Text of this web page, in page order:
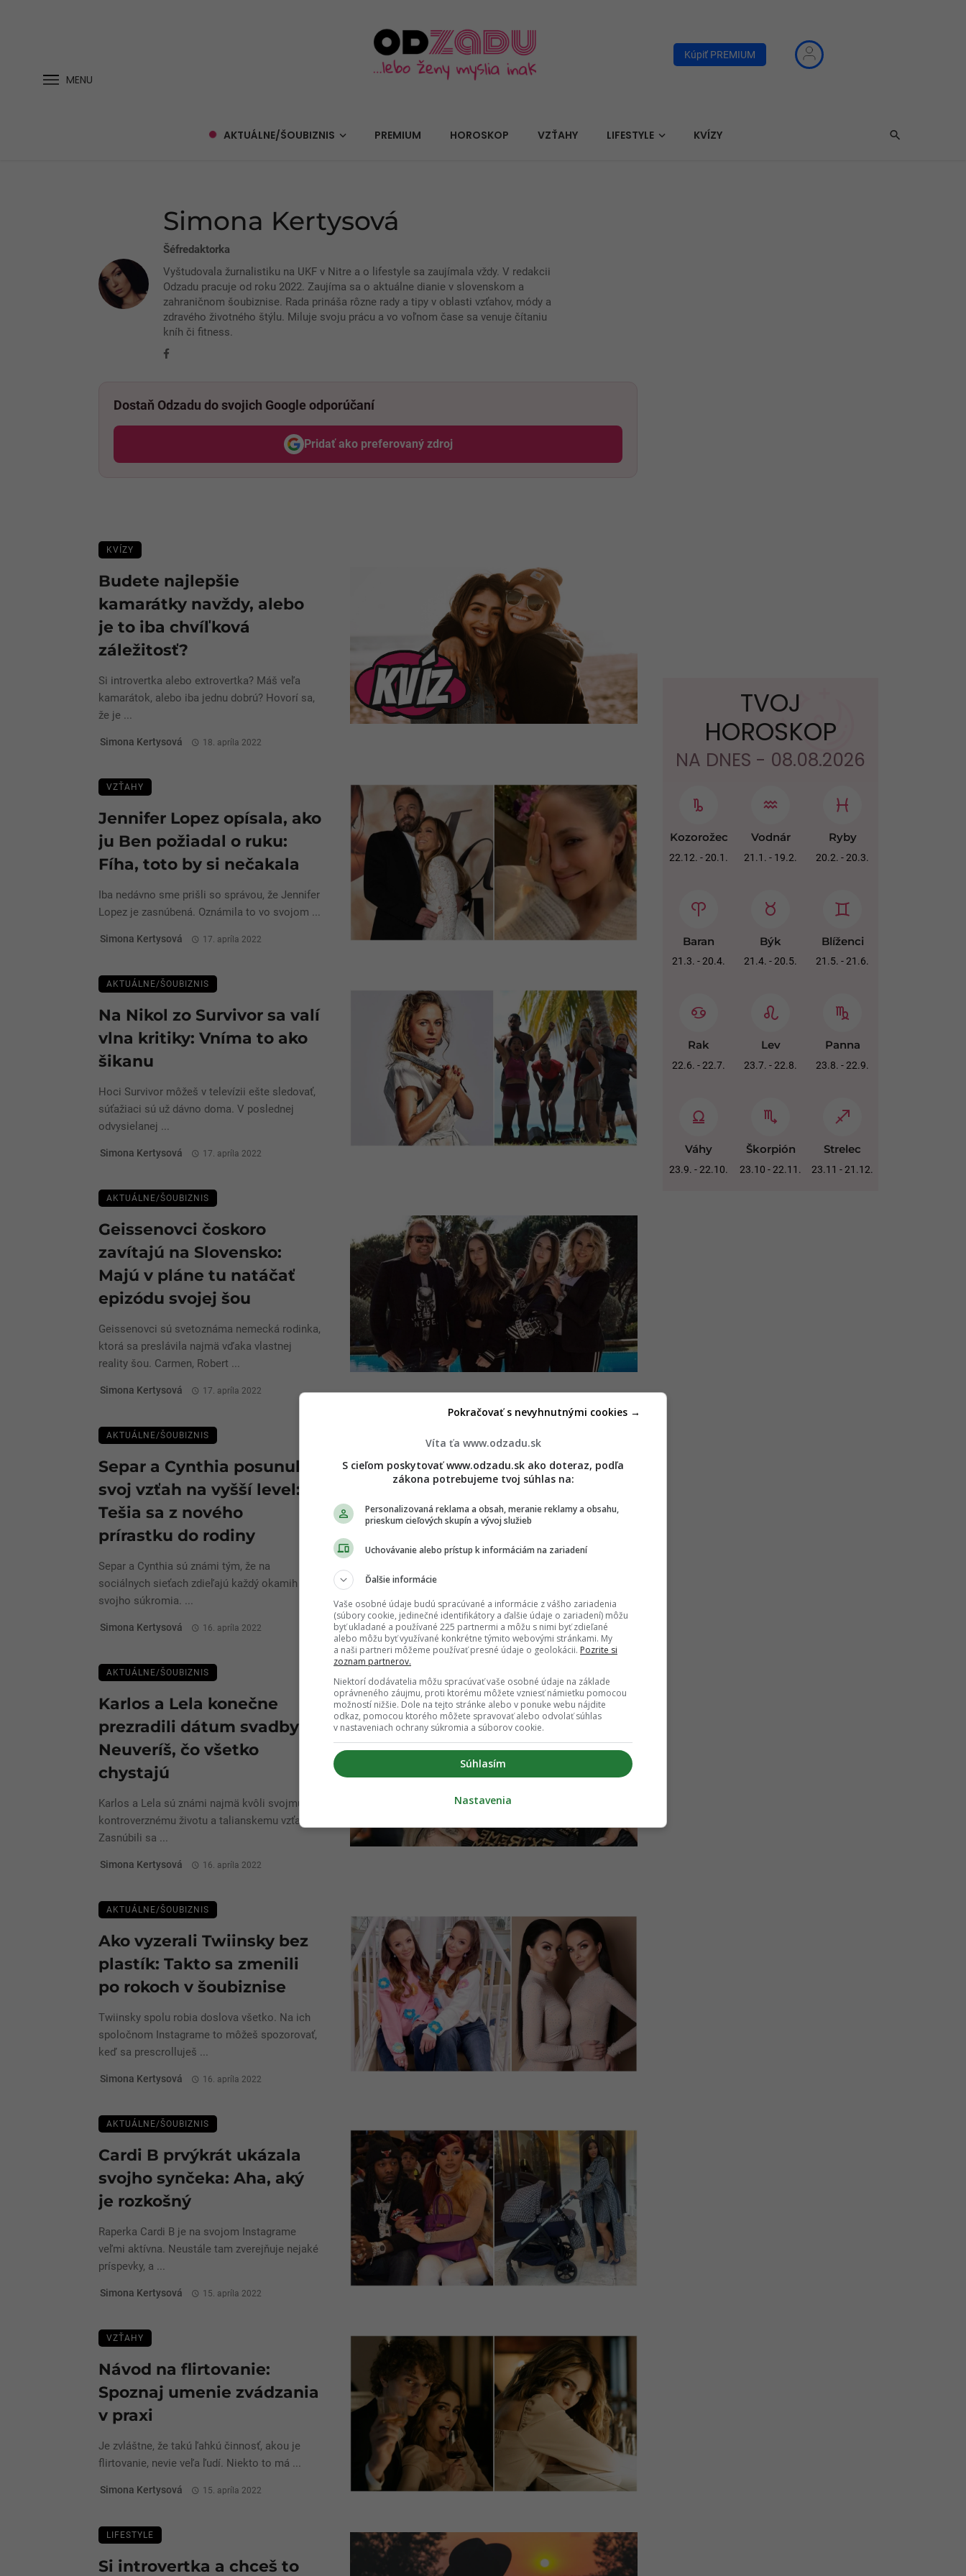
MENU
Kúpiť PREMIUM
AKTUÁLNE/ŠOUBIZNIS PREMIUM HOROSKOP VZŤAHY LIFESTYLE KVÍZY
Simona Kertysová
Šéfredaktorka
Vyštudovala žurnalistiku na UKF v Nitre a o lifestyle sa zaujímala vždy. V redakcii
Odzadu pracuje od roku 2022. Zaujíma sa o aktuálne dianie v slovenskom a
zahraničnom šoubiznise. Rada prináša rôzne rady a tipy v oblasti vzťahov, módy a
zdravého životného štýlu. Miluje svoju prácu a vo voľnom čase sa venuje čítaniu
kníh či fitness.
Dostaň Odzadu do svojich Google odporúčaní
Pridať ako preferovaný zdroj
Odzadu, odkaz sa otvorí v novom okne
KVÍZY
Budete najlepšie
kamarátky navždy, alebo
je to iba chvíľková
záležitosť?
Si introvertka alebo extrovertka? Máš veľa
kamarátok, alebo iba jednu dobrú? Hovorí sa,
že je ...
Simona Kertysová 18. apríla 2022
VZŤAHY
Jennifer Lopez opísala, ako
ju Ben požiadal o ruku:
Fíha, toto by si nečakala
Iba nedávno sme prišli so správou, že Jennifer
Lopez je zasnúbená. Oznámila to vo svojom ...
Simona Kertysová 17. apríla 2022
AKTUÁLNE/ŠOUBIZNIS
Na Nikol zo Survivor sa valí
vlna kritiky: Vníma to ako
šikanu
Hoci Survivor môžeš v televízii ešte sledovať,
súťažiaci sú už dávno doma. V poslednej
odvysielanej ...
Simona Kertysová 17. apríla 2022
AKTUÁLNE/ŠOUBIZNIS
Geissenovci čoskoro
zavítajú na Slovensko:
Majú v pláne tu natáčať
epizódu svojej šou
Geissenovci sú svetoznáma nemecká rodinka,
ktorá sa preslávila najmä vďaka vlastnej
reality šou. Carmen, Robert ...
Simona Kertysová 17. apríla 2022
AKTUÁLNE/ŠOUBIZNIS
Separ a Cynthia posunuli
svoj vzťah na vyšší level:
Tešia sa z nového
prírastku do rodiny
Separ a Cynthia sú známi tým, že na
sociálnych sieťach zdieľajú každý okamih
svojho súkromia. ...
Simona Kertysová 16. apríla 2022
AKTUÁLNE/ŠOUBIZNIS
Karlos a Lela konečne
prezradili dátum svadby:
Neuveríš, čo všetko
chystajú
Karlos a Lela sú známi najmä kvôli svojmu
kontroverznému životu a talianskemu vzťahu.
Zasnúbili sa ...
Simona Kertysová 16. apríla 2022
AKTUÁLNE/ŠOUBIZNIS
Ako vyzerali Twiinsky bez
plastík: Takto sa zmenili
po rokoch v šoubiznise
Twiinsky spolu robia doslova všetko. Na ich
spoločnom Instagrame to môžeš spozorovať,
keď sa prescrolluješ ...
Simona Kertysová 16. apríla 2022
AKTUÁLNE/ŠOUBIZNIS
Cardi B prvýkrát ukázala
svojho synčeka: Aha, aký
je rozkošný
Raperka Cardi B je na svojom Instagrame
veľmi aktívna. Neustále tam zverejňuje nejaké
príspevky, a ...
Simona Kertysová 15. apríla 2022
VZŤAHY
Návod na flirtovanie:
Spoznaj umenie zvádzania
v praxi
Je zvláštne, že takú ľahkú činnosť, akou je
flirtovanie, nevie veľa ľudí. Niekto to má ...
Simona Kertysová 15. apríla 2022
LIFESTYLE
Si introvertka a chceš to
TVOJ
HOROSKOP
NA DNES - 08.08.2026
Kozorožec
22.12. - 20.1.
Vodnár
21.1. - 19.2.
Ryby
20.2. - 20.3.
Baran
21.3. - 20.4.
Býk
21.4. - 20.5.
Blíženci
21.5. - 21.6.
Rak
22.6. - 22.7.
Lev
23.7. - 22.8.
Panna
23.8. - 22.9.
Váhy
23.9. - 22.10.
Škorpión
23.10 - 22.11.
Strelec
23.11 - 21.12.
Víta ťa www.odzadu.sk
S cieľom poskytovať www.odzadu.sk ako doteraz, podľa
zákona potrebujeme tvoj súhlas na:
Personalizovaná reklama a obsah, meranie reklamy a obsahu,
prieskum cieľových skupín a vývoj služieb
Uchovávanie alebo prístup k informáciám na zariadení
Ďalšie informácie
Vaše osobné údaje budú spracúvané a informácie z vášho zariadenia
(súbory cookie, jedinečné identifikátory a ďalšie údaje o zariadení) môžu
byť ukladané a používané 225 partnermi a môžu s nimi byť zdieľané
alebo môžu byť využívané konkrétne týmito webovými stránkami. My
a naši partneri môžeme používať presné údaje o geolokácii. Pozrite si
zoznam partnerov.
Niektorí dodávatelia môžu spracúvať vaše osobné údaje na základe
oprávneného záujmu, proti ktorému môžete vzniesť námietku pomocou
možností nižšie. Dole na tejto stránke alebo v ponuke webu nájdite
odkaz, pomocou ktorého môžete spravovať alebo odvolať súhlas
v nastaveniach ochrany súkromia a súborov cookie.
Súhlasím
Pokračovať s nevyhnutnými cookies →
Nastavenia